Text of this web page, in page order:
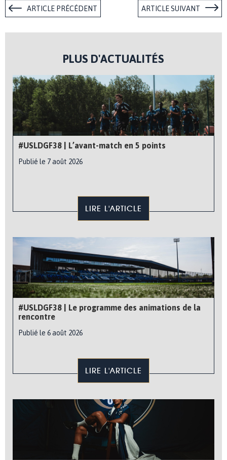
ARTICLE PRÉCÉDENT ARTICLE SUIVANT
PLUS D'ACTUALITÉS
#USLDGF38 | L’avant-match en 5 points
Publié le 7 août 2026
LIRE L'ARTICLE
#USLDGF38 | Le programme des animations de la
rencontre
Publié le 6 août 2026
LIRE L'ARTICLE